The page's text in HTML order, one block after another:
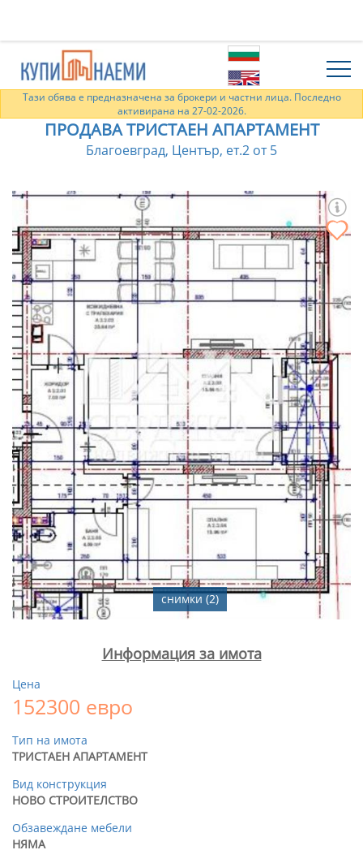
Тази обява е предназначена за брокери и частни лица. Последно
активирана на 27-02-2026.
ПРОДАВА ТРИСТАЕН АПАРТАМЕНТ
Благоевград, Център, ет.2 от 5
снимки (2)
Информация за имота
Цена
152300 евро
Тип на имота
ТРИСТАЕН АПАРТАМЕНТ
Вид конструкция
НОВО СТРОИТЕЛСТВО
Обзавеждане мебели
НЯМА